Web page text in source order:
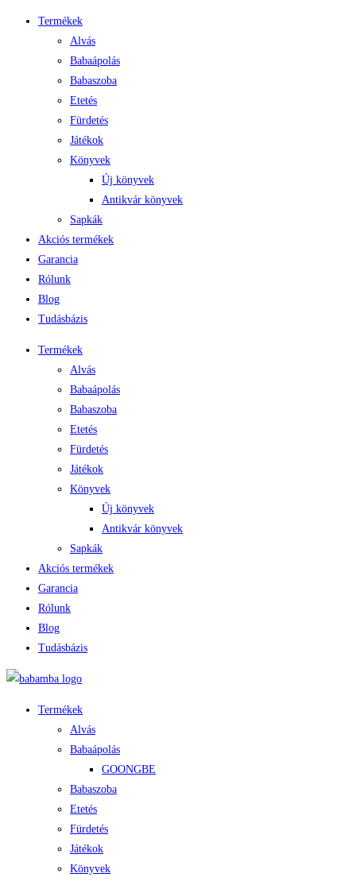
Termékek
Alvás
Babaápolás
Babaszoba
Etetés
Fürdetés
Játékok
Könyvek
Új könyvek
Antikvár könyvek
Sapkák
Akciós termékek
Garancia
Rólunk
Blog
Tudásbázis
Termékek
Alvás
Babaápolás
Babaszoba
Etetés
Fürdetés
Játékok
Könyvek
Új könyvek
Antikvár könyvek
Sapkák
Akciós termékek
Garancia
Rólunk
Blog
Tudásbázis
Termékek
Alvás
Babaápolás
GOONGBE
Babaszoba
Etetés
Fürdetés
Játékok
Könyvek